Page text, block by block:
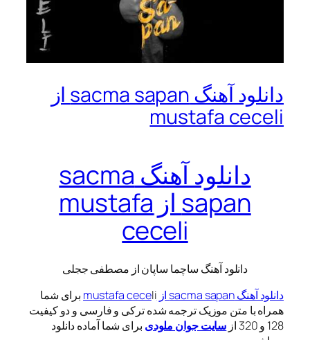
دانلود آهنگ sacma sapan از
mustafa ceceli
دانلود آهنگ sacma
sapan از mustafa
ceceli
دانلود آهنگ ساچما ساپان از مصطفی ججلی
دانلود آهنگ sacma sapan از mustafa cece
li برای شما
همراه با متن موزیک ترجمه شده ترکی و فارسی و دو کیفیت
128 و 320 از
سایت جوان ملودی برای شما آماده دانلود